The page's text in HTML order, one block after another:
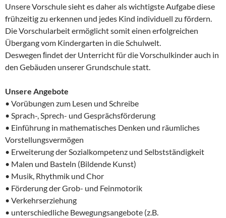
Unsere Vorschule sieht es daher als wichtigste Aufgabe diese
frühzeitig zu erkennen und jedes Kind individuell zu fördern.
Die Vorschularbeit ermöglicht somit einen erfolgreichen
Übergang vom Kindergarten in die Schulwelt.
Deswegen ﬁndet der Unterricht für die Vorschulkinder auch in
den Gebäuden unserer Grundschule statt.
Unsere Angebote
• Vorübungen zum Lesen und Schreibe
• Sprach-, Sprech- und Gesprächsförderung
• Einführung in mathematisches Denken und räumliches
Vorstellungsvermögen
• Erweiterung der Sozialkompetenz und Selbstständigkeit
• Malen und Basteln (Bildende Kunst)
• Musik, Rhythmik und Chor
• Förderung der Grob- und Feinmotorik
• Verkehrserziehung
• unterschiedliche Bewegungsangebote (z.B.